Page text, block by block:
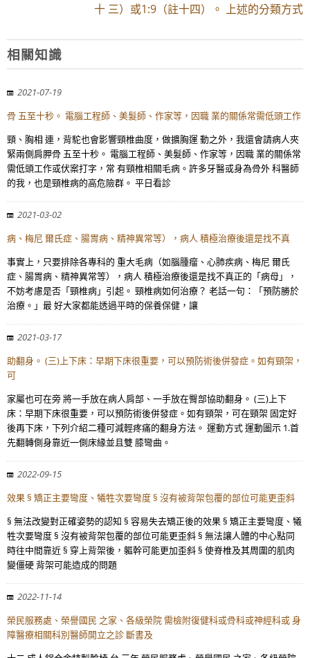
十 三）或1:9（註十四）。 上述的分類方式
相關知識
2021-07-19
骨 五至十秒。 電腦工程師、美髮師、作家等，因職 業的關係常需低頭工作
頸、胸相 連，背駝也會影響頸椎曲度，做擴胸運 動之外，我還會請病人夾
緊兩側肩胛骨 五至十秒。 電腦工程師、美髮師、作家等，因職 業的關係常
需低頭工作或伏案打字，常 有頸椎相關毛病。許多牙醫或身為骨外 科醫師
的我，也是頸椎病的高危險群。 平日看診
2021-03-02
病、梅尼 爾氏症、腸胃病、精神異常等），病人 積極治療後還是找不真
事實上，只要排除各專科的 重大毛病（如腦腫瘤、心肺疾病、梅尼 爾氏
症、腸胃病、精神異常等），病人 積極治療後還是找不真正的「病母」，
不妨考慮是否「頸椎病」引起。 頸椎病如何治療？ 老話一句：「預防勝於
治療。」最 好大家都能透過平時的保養保健，讓
2021-03-17
助翻身。 (三)上下床：早期下床很重要，可以預防術後併發症。如有頸架，
可
家屬也可在旁 將一手放在病人肩部、一手放在臀部協助翻身。 (三)上下
床：早期下床很重要，可以預防術後併發症。如有頸架，可在頸架 固定好
後再下床，下列介紹二種可減輕疼痛的翻身方法。 運動方式 運動圖示 1.首
先翻轉側身靠近一側床緣並且雙 膝彎曲。
2022-09-15
效果 § 矯正主要彎度、犧牲次要彎度 § 沒有被背架包覆的部位可能更歪斜
§ 無法改變對正確姿勢的認知 § 容易失去矯正後的效果 § 矯正主要彎度、犧
牲次要彎度 § 沒有被背架包覆的部位可能更歪斜 § 無法讓人體的中心點同
時往中間靠近 § 穿上背架後，軀幹可能更加歪斜 § 使脊椎及其周圍的肌肉
變僵硬 背架可能造成的問題
2022-11-14
榮民服務處、榮譽國民 之家、各級榮院 需檢附復健科或骨科或神經科或 身
障醫療相關科別醫師開立之診 斷書及